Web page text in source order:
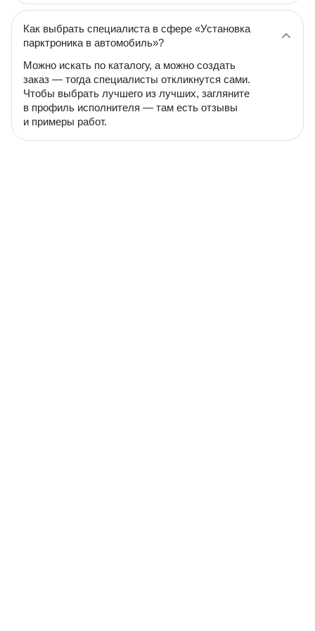
Как выбрать специалиста в сфере «Установка
парктроника в автомобиль»?
Можно искать по каталогу, а можно создать
заказ — тогда специалисты откликнутся сами.
Чтобы выбрать лучшего из лучших, загляните
в профиль исполнителя — там есть отзывы
и примеры работ.